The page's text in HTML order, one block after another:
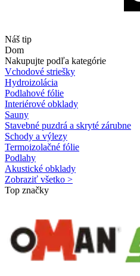
Náš tip
Dom
Nakupujte podľa kategórie
Vchodové striešky
Hydroizolácia
Podlahové fólie
Interiérové obklady
Sauny
Stavebné puzdrá a skryté zárubne
Schody a výlezy
Termoizolačné fólie
Podlahy
Akustické obklady
Zobraziť všetko >
Top značky